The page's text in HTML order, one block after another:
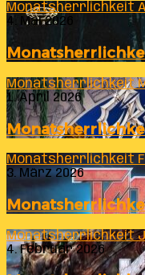
Monatsherrlichkeit
4. Mai 2026
Monatsherrlichkeit
1. April 2026
Monatsherrlichkeit
3. März 2026
Monatsherrlichkeit
4. Februar 2026